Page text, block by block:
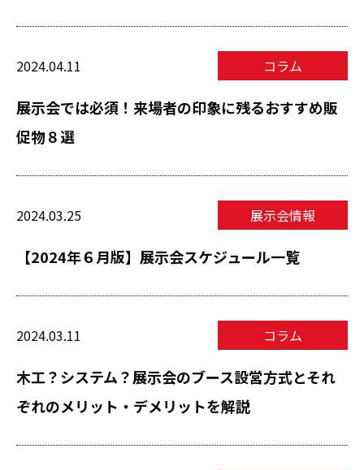
2024.04.11 コラム
展示会では必須！来場者の印象に残るおすすめ販
促物８選
2024.03.25 展示会情報
【2024年６月版】展示会スケジュール一覧
2024.03.11 コラム
木工？システム？展示会のブース設営方式とそれ
ぞれのメリット・デメリットを解説